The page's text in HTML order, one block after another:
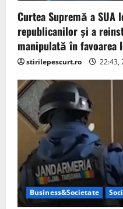
Curtea Supremă a SUA
republicanilor și a
manipulată în favoarea
stirilepescurt.ro 22:43,
Business&Societate